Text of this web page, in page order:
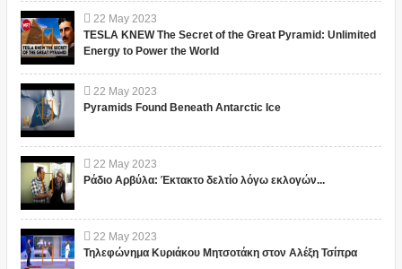
22 May 2023
TESLA KNEW The Secret of the Great Pyramid: Unlimited
Energy to Power the World
22 May 2023
Pyramids Found Beneath Antarctic Ice
22 May 2023
Ράδιο Αρβύλα: Έκτακτο δελτίο λόγω εκλογών...
22 May 2023
Τηλεφώνημα Κυριάκου Μητσοτάκη στον Αλέξη Τσίπρα